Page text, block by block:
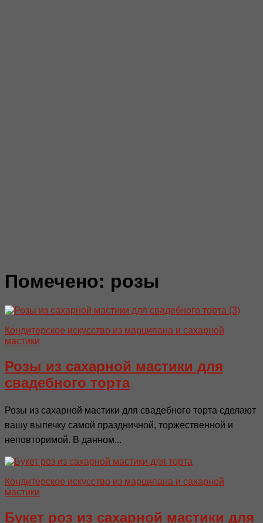
Помечено: розы
Кондитерское искусство из марципана и сахарной
мастики
Розы из сахарной мастики для
свадебного торта
Розы из сахарной мастики для свадебного торта сделают
вашу выпечку самой праздничной, торжественной и
неповторимой. В данном...
Кондитерское искусство из марципана и сахарной
мастики
Букет роз из сахарной мастики для